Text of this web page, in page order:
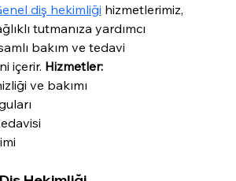
diş hekimliği hizmetlerimiz,
tutmanıza yardımcı
bakım ve tedavi
içerir. Hizmetler:
ve bakımı